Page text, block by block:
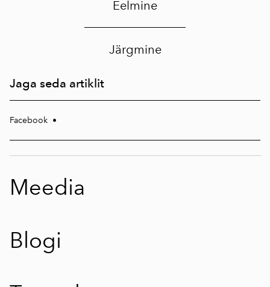
Eelmine
Järgmine
Jaga seda artiklit
Facebook •
Meedia
Blogi